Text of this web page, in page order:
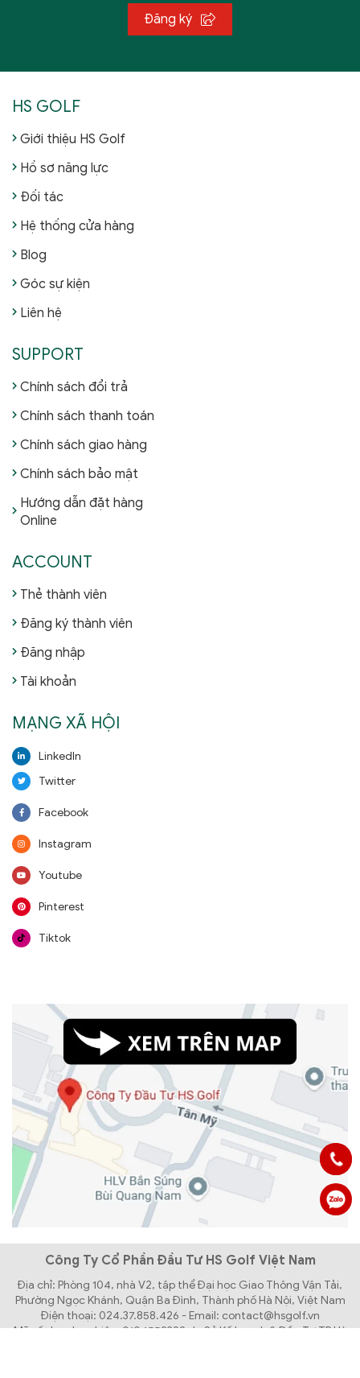
Đăng ký
HS GOLF
Giới thiệu HS Golf
Hồ sơ năng lực
Đối tác
Hệ thống cửa hàng
Blog
Góc sự kiện
Liên hệ
SUPPORT
Chính sách đổi trả
Chính sách thanh toán
Chính sách giao hàng
Chính sách bảo mật
Hướng dẫn đặt hàng
Online
ACCOUNT
Thẻ thành viên
Đăng ký thành viên
Đăng nhập
Tài khoản
MẠNG XÃ HỘI
LinkedIn
Twitter
Facebook
Instagram
Youtube
Pinterest
Tiktok
Công Ty Cổ Phần Đầu Tư HS Golf Việt Nam
Địa chỉ: Phòng 104, nhà V2, tập thể Đại học Giao Thông Vận Tải,
Phường Ngọc Khánh, Quận Ba Đình, Thành phố Hà Nội, Việt Nam
Điện thoại: 024.37.858.426 - Email: contact@hsgolf.vn
Mã số doanh nghiệp: 0104559392 do Sở Kế hoạch & Đầu Tư TP Hà